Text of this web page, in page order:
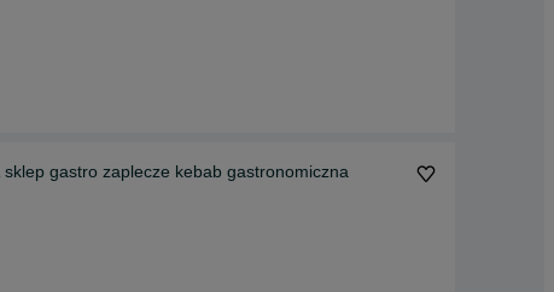
gastro zaplecze kebab gastronomiczna